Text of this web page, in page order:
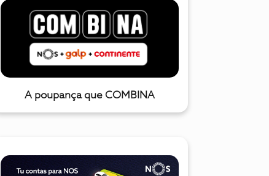
A poupança que COMBINA